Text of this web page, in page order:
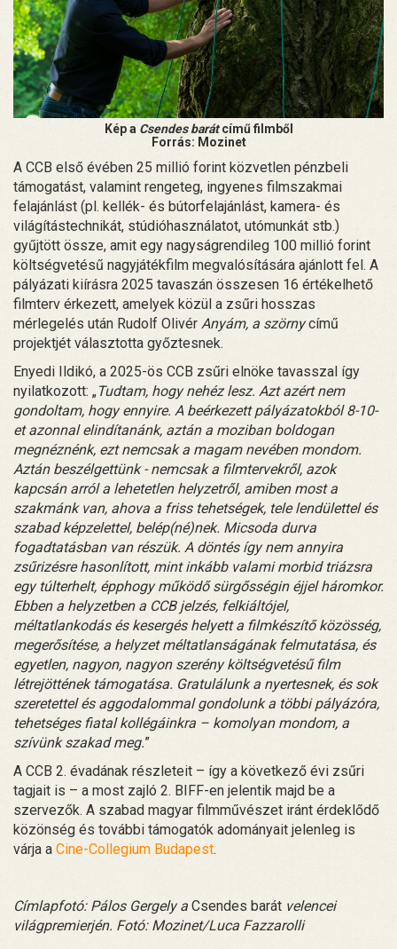
Kép a Csendes barátcímű filmből
Forrás: Mozinet
A CCB első évében 25 millió forint közvetlen pénzbeli
támogatást, valamint rengeteg, ingyenes filmszakmai
felajánlást (pl. kellék- és bútorfelajánlást, kamera- és
világítástechnikát, stúdióhasználatot, utómunkát stb.)
gyűjtött össze, amit egy nagyságrendileg 100 millió forint
költségvetésű nagyjátékfilm megvalósítására ajánlott fel. A
pályázati kiírásra 2025 tavaszán összesen 16 értékelhető
filmterv érkezett, amelyek közül a zsűri hosszas
mérlegelés után Rudolf Olivér Anyám, a szörnycímű
projektjét választotta győztesnek.
Enyedi Ildikó, a 2025-ös CCB zsűri elnöke tavasszal így
nyilatkozott: „Tudtam, hogy nehéz lesz. Azt azért nem
gondoltam, hogy ennyire. A beérkezett pályázatokból 8-10-
et azonnal elindítanánk, aztán a moziban boldogan
megnéznénk, ezt nemcsak a magam nevében mondom.
Aztán beszélgettünk - nemcsak a filmtervekről, azok
kapcsán arról a lehetetlen helyzetről, amiben most a
szakmánk van, ahova a friss tehetségek, tele lendülettel és
szabad képzelettel, belép(né)nek. Micsoda durva
fogadtatásban van részük. A döntés így nem annyira
zsűrizésre hasonlított, mint inkább valami morbid triázsra
egy túlterhelt, épphogy működő sürgősségin éjjel háromkor.
Ebben a helyzetben a CCB jelzés, felkiáltójel,
méltatlankodás és kesergés helyett a filmkészítő közösség,
megerősítése, a helyzet méltatlanságának felmutatása, és
egyetlen, nagyon, nagyon szerény költségvetésű film
létrejöttének támogatása. Gratulálunk a nyertesnek, és sok
szeretettel és aggodalommal gondolunk a többi pályázóra,
tehetséges fiatal kollégáinkra – komolyan mondom, a
szívünk szakad meg.”
A CCB 2. évadának részleteit – így a következő évi zsűri
tagjait is – a most zajló 2. BIFF-en jelentik majd be a
szervezők. A szabad magyar filmművészet iránt érdeklődő
közönség és további támogatók adományait jelenleg is
várja a Cine-Collegium Budapest.
Címlapfotó: Pálos Gergely a Csendes barát velencei
világpremierjén. Fotó: Mozinet/Luca Fazzarolli